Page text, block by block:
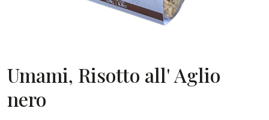
Umami, Risotto all' Aglio
nero